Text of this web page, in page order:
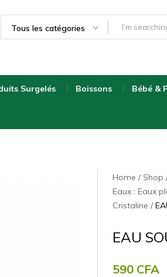
Tous les catégories
Surgelés Boissons Bébé &
Home Shop
Eaux : Eaux
Cristaline
EAU
590 CFA